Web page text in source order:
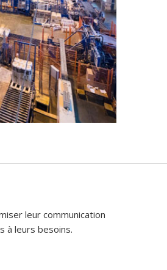
leur communication
à leurs besoins.